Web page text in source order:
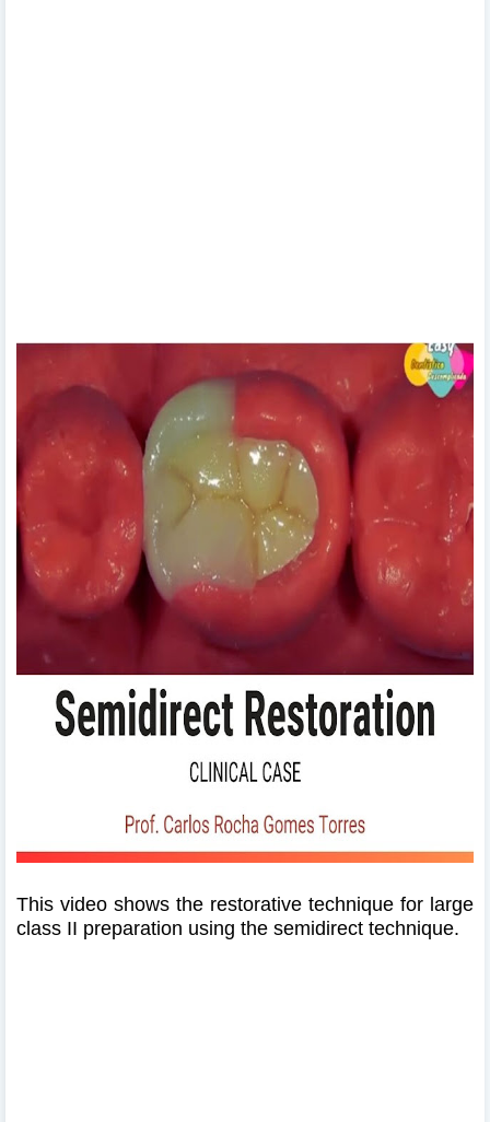
This video shows the restorative technique for large
class II preparation using the semidirect technique.